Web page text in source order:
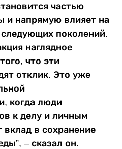
частью
и напрямую влияет на
поколений.
наглядное
что эти
отклик. Это уже
когда люди
к делу и личным
вклад в сохранение
– сказал он.